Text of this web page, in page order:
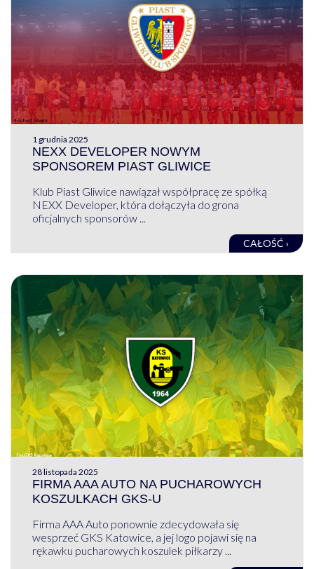
1 grudnia 2025
NEXX DEVELOPER NOWYM
SPONSOREM PIAST GLIWICE
Klub Piast Gliwice nawiązał współpracę ze spółką
NEXX Developer, która dołączyła do grona
oficjalnych sponsorów ...
CAŁOŚĆ ›
28 listopada 2025
FIRMA AAA AUTO NA PUCHAROWYCH
KOSZULKACH GKS-U
Firma AAA Auto ponownie zdecydowała się
wesprzeć GKS Katowice, a jej logo pojawi się na
rękawku pucharowych koszulek piłkarzy ...